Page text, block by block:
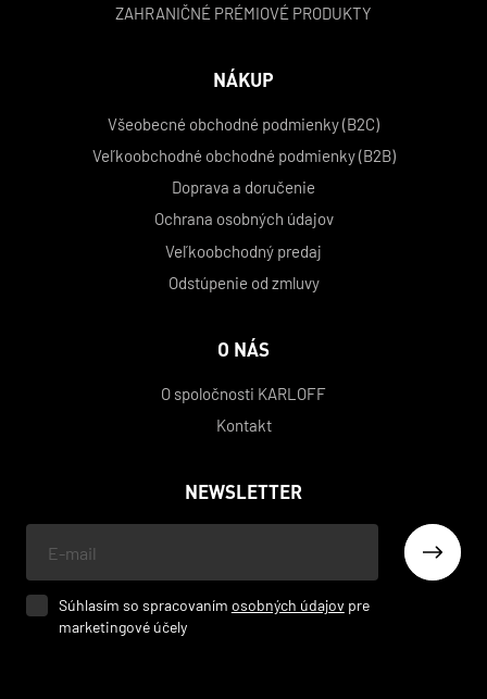
ZAHRANIČNÉ PRÉMIOVÉ PRODUKTY
NÁKUP
Všeobecné obchodné podmienky (B2C)
Veľkoobchodné obchodné podmienky (B2B)
Doprava a doručenie
Ochrana osobných údajov
Veľkoobchodný predaj
Odstúpenie od zmluvy
O NÁS
O spoločnosti KARLOFF
Kontakt
NEWSLETTER
mail
Súhlasím so spracovaním osobných údajov pre
marketingové účely